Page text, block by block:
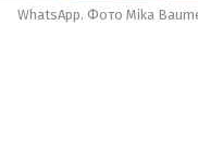
WhatsApp. Фото Mika